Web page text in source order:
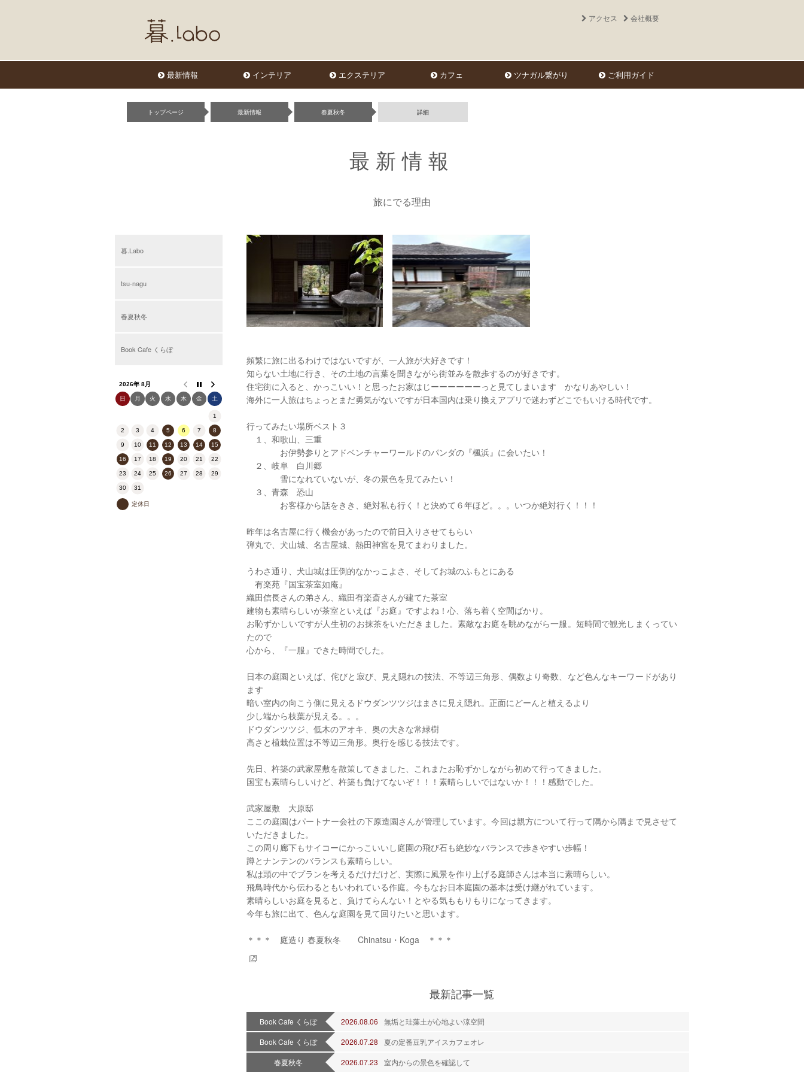
アクセス 会社概要
最新情報 インテリア エクステリア カフェ ツナガル繋がり ご利用ガイド
トップページ 最新情報 春夏秋冬 詳細
最新情報
旅にでる理由
暮.Labo
tsu-nagu
春夏秋冬
Book Cafe くらぼ
2026年 8月
日 月 火 水 木 金 土
1
2 3 4 5 6 7 8
9 10 11 12 13 14 15
16 17 18 19 20 21 22
23 24 25 26 27 28 29
30 31
定休日
頻繁に旅に出るわけではないですが、一人旅が大好きです！
知らない土地に行き、その土地の言葉を聞きながら街並みを散歩するのが好きです。
住宅街に入ると、かっこいい！と思ったお家はじーーーーーーっと見てしまいます かなりあやしい！
海外に一人旅はちょっとまだ勇気がないですが日本国内は乗り換えアプリで迷わずどこでもいける時代です。
行ってみたい場所ベスト３
１、和歌山、三重
お伊勢参りとアドベンチャーワールドのパンダの『楓浜』に会いたい！
２、岐阜 白川郷
雪になれていないが、冬の景色を見てみたい！
３、青森 恐山
お客様から話をきき、絶対私も行く！と決めて６年ほど。。。いつか絶対行く！！！
昨年は名古屋に行く機会があったので前日入りさせてもらい
弾丸で、犬山城、名古屋城、熱田神宮を見てまわりました。
うわさ通り、犬山城は圧倒的なかっこよさ、そしてお城のふもとにある
有楽苑『国宝茶室如庵』
織田信長さんの弟さん、織田有楽斎さんが建てた茶室
建物も素晴らしいが茶室といえば『お庭』ですよね！心、落ち着く空間ばかり。
お恥ずかしいですが人生初のお抹茶をいただきました。素敵なお庭を眺めながら一服。短時間で観光しまくってい
たので
心から、『一服』できた時間でした。
日本の庭園といえば、侘びと寂び、見え隠れの技法、不等辺三角形、偶数より奇数、など色んなキーワードがあり
ます
暗い室内の向こう側に見えるドウダンツツジはまさに見え隠れ。正面にどーんと植えるより
少し端から枝葉が見える。。。
ドウダンツツジ、低木のアオキ、奥の大きな常緑樹
高さと植栽位置は不等辺三角形。奥行を感じる技法です。
先日、杵築の武家屋敷を散策してきました、これまたお恥ずかしながら初めて行ってきました。
国宝も素晴らしいけど、杵築も負けてないぞ！！！素晴らしいではないか！！！感動でした。
武家屋敷 大原邸
ここの庭園はパートナー会社の下原造園さんが管理しています。今回は親方について行って隅から隅まで見させて
いただきました。
この周り廊下もサイコーにかっこいいし庭園の飛び石も絶妙なバランスで歩きやすい歩幅！
蹲とナンテンのバランスも素晴らしい。
私は頭の中でプランを考えるだけだけど、実際に風景を作り上げる庭師さんは本当に素晴らしい。
飛鳥時代から伝わるともいわれている作庭。今もなお日本庭園の基本は受け継がれています。
素晴らしいお庭を見ると、負けてらんない！とやる気ももりもりになってきます。
今年も旅に出て、色んな庭園を見て回りたいと思います。
＊＊＊ 庭造り 春夏秋冬 Chinatsu・Koga ＊＊＊
最新記事一覧
Book Cafe くらぼ 2026.08.06
無垢と珪藻土が心地よい涼空間
Book Cafe くらぼ
2026.07.28
夏の定番豆乳アイスカフェオレ
春夏秋冬
2026.07.23 室内からの景色を確認して